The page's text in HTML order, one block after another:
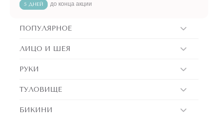
5 ДНЕЙ до конца акции
ПОПУЛЯРНОЕ
ЛИЦО И ШЕЯ
РУКИ
ТУЛОВИЩЕ
БИКИНИ